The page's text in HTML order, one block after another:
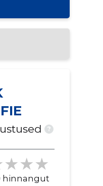
?
hinnangut